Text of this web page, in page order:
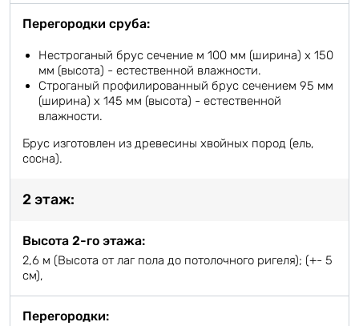
Перегородки сруба:
Нестроганый брус сечение м 100 мм (ширина) х 150
мм (высота) - естественной влажности.
Строганый профилированный брус сечением 95 мм
(ширина) х 145 мм (высота) - естественной
влажности.
Брус изготовлен из древесины хвойных пород (ель,
сосна).
2 этаж:
Высота 2-го этажа:
2,6 м (Высота от лаг пола до потолочного ригеля); (+- 5
см),
Перегородки: